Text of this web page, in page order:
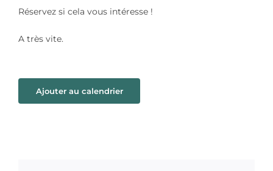
Réservez si cela vous intéresse !
A très vite.
Ajouter au calendrier